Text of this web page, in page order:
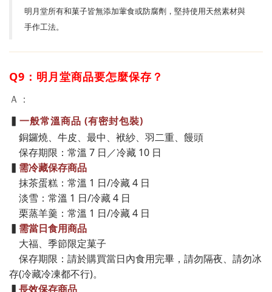
明月堂所有和菓子皆無添加葷食或防腐劑，堅持使用天然素材與
手作工法。
Q9： 明月堂商品要怎麼保存？
Ａ ：
▍ 一般常溫商品 (有密封包裝)
銅鑼燒、牛皮、最中、袱紗、羽二重、饅頭
保存期限：常溫 7 日／冷藏 10 日
▍ 需冷藏保存商品
抹茶蛋糕：常溫 1 日/冷藏 4 日
淡雪： 常溫 1 日/冷藏 4 日
栗蒸羊羹： 常溫 1 日/冷藏 4 日
▍ 需當日食用商品
大福、季節限定菓子
保存期限：請於購買當日內食用完畢，請勿隔夜、請勿冰
存(冷藏冷凍都不行)。
▍ 長效保存商品